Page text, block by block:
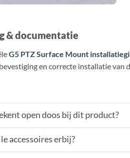
& documentatie
G5 PTZ Surface Mount
en correcte installatie van
open doos bij dit product?
accessoires erbij?